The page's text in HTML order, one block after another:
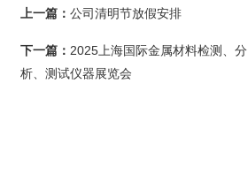
上一篇： 公司清明节放假安排
下一篇： 2025上海国际金属材料检测、分
析、测试仪器展览会